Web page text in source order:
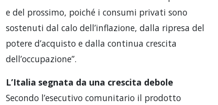
e del prossimo, poiché i consumi privati sono
sostenuti dal calo dell’inflazione, dalla ripresa del
potere d’acquisto e dalla continua crescita
dell’occupazione”.
L’Italia segnata da una crescita debole
Secondo l’esecutivo comunitario il prodotto